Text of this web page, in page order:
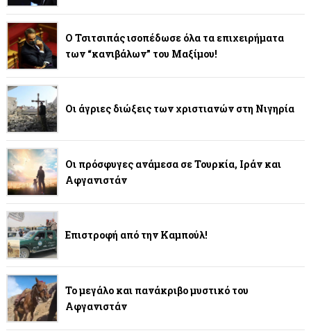
Ο Τσιτσιπάς ισοπέδωσε όλα τα επιχειρήματα
των “κανιβάλων” του Μαξίμου!
Οι άγριες διώξεις των χριστιανών στη Νιγηρία
Οι πρόσφυγες ανάμεσα σε Τουρκία, Ιράν και
Αφγανιστάν
Επιστροφή από την Καμπούλ!
Το μεγάλο και πανάκριβο μυστικό του
Αφγανιστάν